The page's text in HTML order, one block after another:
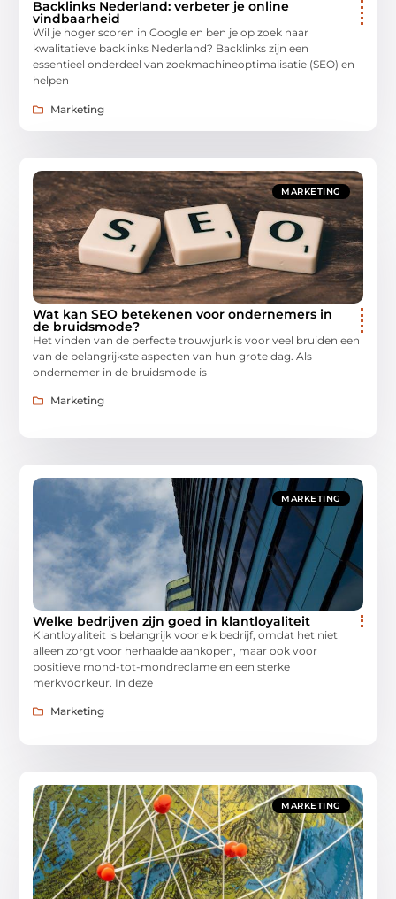
Backlinks Nederland: verbeter je online
vindbaarheid
Wil je hoger scoren in Google en ben je op zoek naar
kwalitatieve backlinks Nederland? Backlinks zijn een
essentieel onderdeel van zoekmachineoptimalisatie (SEO) en
helpen
Marketing
MARKETING
Wat kan SEO betekenen voor ondernemers in
de bruidsmode?
Het vinden van de perfecte trouwjurk is voor veel bruiden een
van de belangrijkste aspecten van hun grote dag. Als
ondernemer in de bruidsmode is
Marketing
MARKETING
Welke bedrijven zijn goed in klantloyaliteit
Klantloyaliteit is belangrijk voor elk bedrijf, omdat het niet
alleen zorgt voor herhaalde aankopen, maar ook voor
positieve mond-tot-mondreclame en een sterke
merkvoorkeur. In deze
Marketing
MARKETING